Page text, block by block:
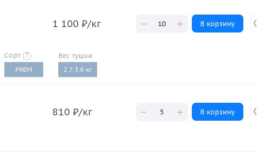
1 100 ₽/кг В корзину
Сорт ?
PREM
Вес тушки
2,7-3,6 кг
810 ₽/кг В корзину